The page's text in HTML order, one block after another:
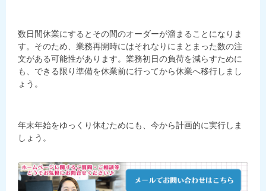
数日間休業にするとその間のオーダーが溜まることになりま
す。そのため、業務再開時にはそれなりにまとまった数の注
文がある可能性があります。業務初日の負荷を減らすために
も、できる限り準備を休業前に行ってから休業へ移行しまし
ょう。
年末年始をゆっくり休むためにも、今から計画的に実行しま
しょう。